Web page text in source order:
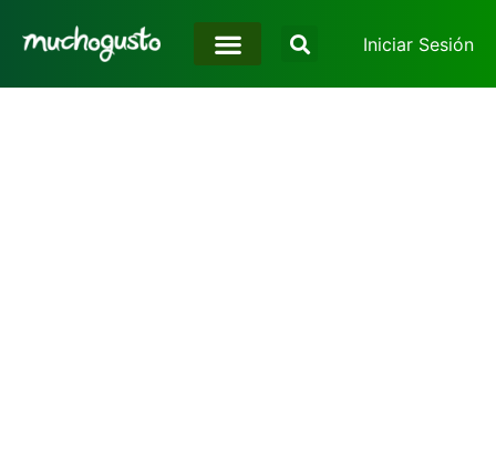
Iniciar Sesión